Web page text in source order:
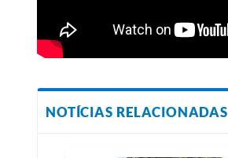
NOTÍCIAS RELACIONADAS